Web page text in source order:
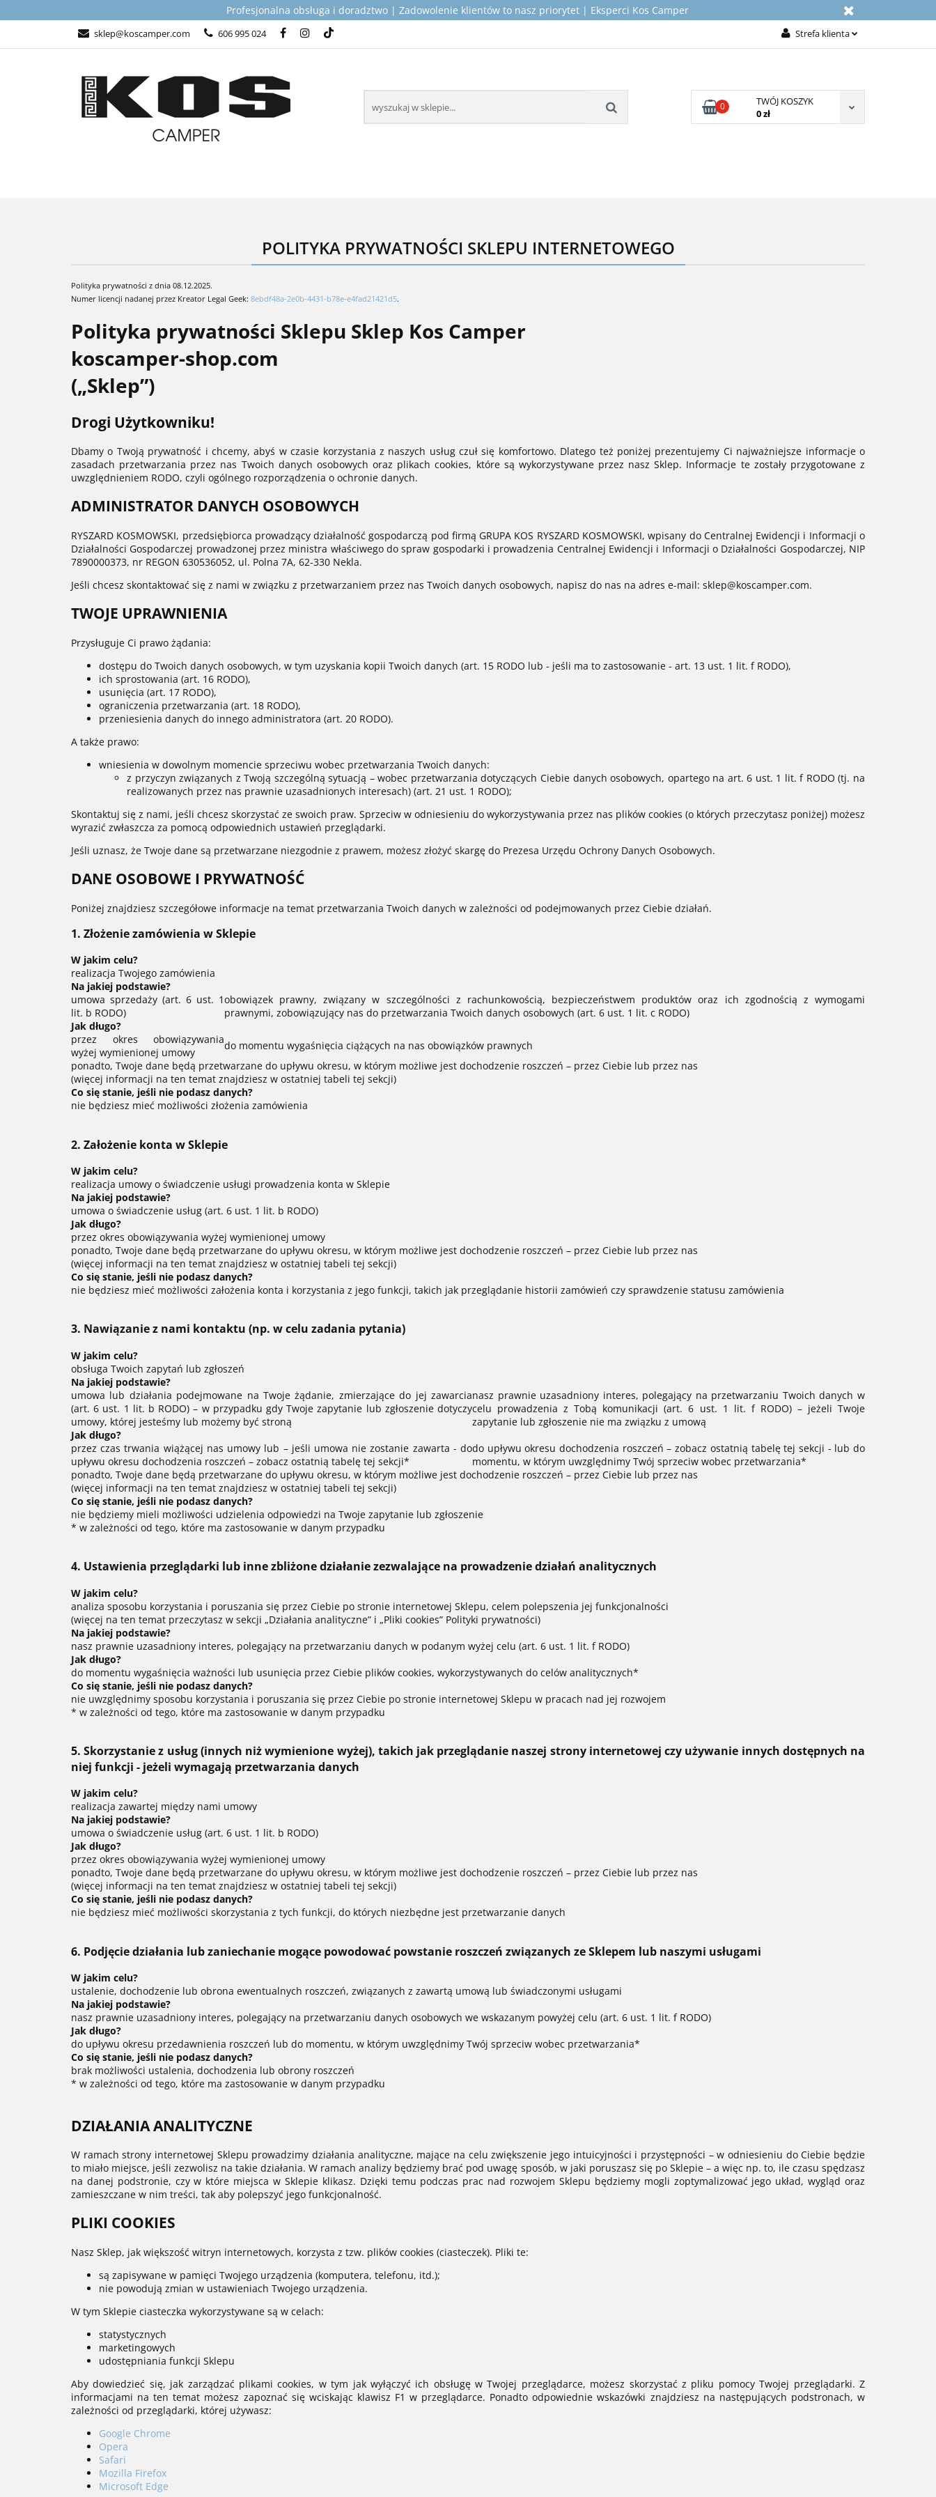
Profesjonalna obsługa i doradztwo | Zadowolenie klientów to nasz priorytet | Eksperci Kos Camper
sklep@koscamper.com 606 995 024 Strefa klienta
Dodaj zgłoszenie
Zgody cookies
0
TWÓJ KOSZYK
0 zł
KATEGORIE TOP PRODUKTY DLA KAMPERÓW MONTAŻ I SERWIS
POLITYKA PRYWATNOŚCI SKLEPU INTERNETOWEGO
Polityka prywatności z dnia 08.12.2025.
Numer licencji nadanej przez Kreator Legal Geek: 8ebdf48a-2e0b-4431-b78e-e4fad21421d5.
Polityka prywatności Sklepu Sklep Kos Camper
koscamper-shop.com
(„Sklep”)
Drogi Użytkowniku!
Dbamy o Twoją prywatność i chcemy, abyś w czasie korzystania z naszych usług czuł się komfortowo. Dlatego też poniżej prezentujemy Ci najważniejsze informacje o
zasadach przetwarzania przez nas Twoich danych osobowych oraz plikach cookies, które są wykorzystywane przez nasz Sklep. Informacje te zostały przygotowane z
uwzględnieniem RODO, czyli ogólnego rozporządzenia o ochronie danych.
ADMINISTRATOR DANYCH OSOBOWYCH
RYSZARD KOSMOWSKI, przedsiębiorca prowadzący działalność gospodarczą pod firmą GRUPA KOS RYSZARD KOSMOWSKI, wpisany do Centralnej Ewidencji i Informacji o
Działalności Gospodarczej prowadzonej przez ministra właściwego do spraw gospodarki i prowadzenia Centralnej Ewidencji i Informacji o Działalności Gospodarczej, NIP
7890000373, nr REGON 630536052, ul. Polna 7A, 62-330 Nekla.
Jeśli chcesz skontaktować się z nami w związku z przetwarzaniem przez nas Twoich danych osobowych, napisz do nas na adres e-mail: sklep@koscamper.com.
TWOJE UPRAWNIENIA
Przysługuje Ci prawo żądania:
dostępu do Twoich danych osobowych, w tym uzyskania kopii Twoich danych (art. 15 RODO lub - jeśli ma to zastosowanie - art. 13 ust. 1 lit. f RODO),
ich sprostowania (art. 16 RODO),
usunięcia (art. 17 RODO),
ograniczenia przetwarzania (art. 18 RODO),
przeniesienia danych do innego administratora (art. 20 RODO).
A także prawo:
wniesienia w dowolnym momencie sprzeciwu wobec przetwarzania Twoich danych:
z przyczyn związanych z Twoją szczególną sytuacją – wobec przetwarzania dotyczących Ciebie danych osobowych, opartego na art. 6 ust. 1 lit. f RODO (tj. na
realizowanych przez nas prawnie uzasadnionych interesach) (art. 21 ust. 1 RODO);
Skontaktuj się z nami, jeśli chcesz skorzystać ze swoich praw. Sprzeciw w odniesieniu do wykorzystywania przez nas plików cookies (o których przeczytasz poniżej) możesz
wyrazić zwłaszcza za pomocą odpowiednich ustawień przeglądarki.
Jeśli uznasz, że Twoje dane są przetwarzane niezgodnie z prawem, możesz złożyć skargę do Prezesa Urzędu Ochrony Danych Osobowych.
DANE OSOBOWE I PRYWATNOŚĆ
Poniżej znajdziesz szczegółowe informacje na temat przetwarzania Twoich danych w zależności od podejmowanych przez Ciebie działań.
1. Złożenie zamówienia w Sklepie
W jakim celu?
realizacja Twojego zamówienia
Na jakiej podstawie?
umowa sprzedaży (art. 6 ust. 1
lit. b RODO)
obowiązek prawny, związany w szczególności z rachunkowością, bezpieczeństwem produktów oraz ich zgodnością z wymogami
prawnymi, zobowiązujący nas do przetwarzania Twoich danych osobowych (art. 6 ust. 1 lit. c RODO)
Jak długo?
przez okres obowiązywania
wyżej wymienionej umowy
do momentu wygaśnięcia ciążących na nas obowiązków prawnych
ponadto, Twoje dane będą przetwarzane do upływu okresu, w którym możliwe jest dochodzenie roszczeń – przez Ciebie lub przez nas
(więcej informacji na ten temat znajdziesz w ostatniej tabeli tej sekcji)
Co się stanie, jeśli nie podasz danych?
nie będziesz mieć możliwości złożenia zamówienia
2. Założenie konta w Sklepie
W jakim celu?
realizacja umowy o świadczenie usługi prowadzenia konta w Sklepie
Na jakiej podstawie?
umowa o świadczenie usług (art. 6 ust. 1 lit. b RODO)
Jak długo?
przez okres obowiązywania wyżej wymienionej umowy
ponadto, Twoje dane będą przetwarzane do upływu okresu, w którym możliwe jest dochodzenie roszczeń – przez Ciebie lub przez nas
(więcej informacji na ten temat znajdziesz w ostatniej tabeli tej sekcji)
Co się stanie, jeśli nie podasz danych?
nie będziesz mieć możliwości założenia konta i korzystania z jego funkcji, takich jak przeglądanie historii zamówień czy sprawdzenie statusu zamówienia
3. Nawiązanie z nami kontaktu (np. w celu zadania pytania)
W jakim celu?
obsługa Twoich zapytań lub zgłoszeń
Na jakiej podstawie?
umowa lub działania podejmowane na Twoje żądanie, zmierzające do jej zawarcia
(art. 6 ust. 1 lit. b RODO) – w przypadku gdy Twoje zapytanie lub zgłoszenie dotyczy
umowy, której jesteśmy lub możemy być stroną
nasz prawnie uzasadniony interes, polegający na przetwarzaniu Twoich danych w
celu prowadzenia z Tobą komunikacji (art. 6 ust. 1 lit. f RODO) – jeżeli Twoje
zapytanie lub zgłoszenie nie ma związku z umową
Jak długo?
przez czas trwania wiążącej nas umowy lub – jeśli umowa nie zostanie zawarta - do
upływu okresu dochodzenia roszczeń – zobacz ostatnią tabelę tej sekcji*
do upływu okresu dochodzenia roszczeń – zobacz ostatnią tabelę tej sekcji - lub do
momentu, w którym uwzględnimy Twój sprzeciw wobec przetwarzania*
ponadto, Twoje dane będą przetwarzane do upływu okresu, w którym możliwe jest dochodzenie roszczeń – przez Ciebie lub przez nas
(więcej informacji na ten temat znajdziesz w ostatniej tabeli tej sekcji)
Co się stanie, jeśli nie podasz danych?
nie będziemy mieli możliwości udzielenia odpowiedzi na Twoje zapytanie lub zgłoszenie
* w zależności od tego, które ma zastosowanie w danym przypadku
4. Ustawienia przeglądarki lub inne zbliżone działanie zezwalające na prowadzenie działań analitycznych
W jakim celu?
analiza sposobu korzystania i poruszania się przez Ciebie po stronie internetowej Sklepu, celem polepszenia jej funkcjonalności
(więcej na ten temat przeczytasz w sekcji „Działania analityczne” i „Pliki cookies” Polityki prywatności)
Na jakiej podstawie?
nasz prawnie uzasadniony interes, polegający na przetwarzaniu danych w podanym wyżej celu (art. 6 ust. 1 lit. f RODO)
Jak długo?
do momentu wygaśnięcia ważności lub usunięcia przez Ciebie plików cookies, wykorzystywanych do celów analitycznych*
Co się stanie, jeśli nie podasz danych?
nie uwzględnimy sposobu korzystania i poruszania się przez Ciebie po stronie internetowej Sklepu w pracach nad jej rozwojem
* w zależności od tego, które ma zastosowanie w danym przypadku
5. Skorzystanie z usług (innych niż wymienione wyżej), takich jak przeglądanie naszej strony internetowej czy używanie innych dostępnych na
niej funkcji - jeżeli wymagają przetwarzania danych
W jakim celu?
realizacja zawartej między nami umowy
Na jakiej podstawie?
umowa o świadczenie usług (art. 6 ust. 1 lit. b RODO)
Jak długo?
przez okres obowiązywania wyżej wymienionej umowy
ponadto, Twoje dane będą przetwarzane do upływu okresu, w którym możliwe jest dochodzenie roszczeń – przez Ciebie lub przez nas
(więcej informacji na ten temat znajdziesz w ostatniej tabeli tej sekcji)
Co się stanie, jeśli nie podasz danych?
nie będziesz mieć możliwości skorzystania z tych funkcji, do których niezbędne jest przetwarzanie danych
6. Podjęcie działania lub zaniechanie mogące powodować powstanie roszczeń związanych ze Sklepem lub naszymi usługami
W jakim celu?
ustalenie, dochodzenie lub obrona ewentualnych roszczeń, związanych z zawartą umową lub świadczonymi usługami
Na jakiej podstawie?
nasz prawnie uzasadniony interes, polegający na przetwarzaniu danych osobowych we wskazanym powyżej celu (art. 6 ust. 1 lit. f RODO)
Jak długo?
do upływu okresu przedawnienia roszczeń lub do momentu, w którym uwzględnimy Twój sprzeciw wobec przetwarzania*
Co się stanie, jeśli nie podasz danych?
brak możliwości ustalenia, dochodzenia lub obrony roszczeń
* w zależności od tego, które ma zastosowanie w danym przypadku
DZIAŁANIA ANALITYCZNE
W ramach strony internetowej Sklepu prowadzimy działania analityczne, mające na celu zwiększenie jego intuicyjności i przystępności – w odniesieniu do Ciebie będzie
to miało miejsce, jeśli zezwolisz na takie działania. W ramach analizy będziemy brać pod uwagę sposób, w jaki poruszasz się po Sklepie – a więc np. to, ile czasu spędzasz
na danej podstronie, czy w które miejsca w Sklepie klikasz. Dzięki temu podczas prac nad rozwojem Sklepu będziemy mogli zoptymalizować jego układ, wygląd oraz
zamieszczane w nim treści, tak aby polepszyć jego funkcjonalność.
PLIKI COOKIES
Nasz Sklep, jak większość witryn internetowych, korzysta z tzw. plików cookies (ciasteczek). Pliki te:
są zapisywane w pamięci Twojego urządzenia (komputera, telefonu, itd.);
nie powodują zmian w ustawieniach Twojego urządzenia.
W tym Sklepie ciasteczka wykorzystywane są w celach:
statystycznych
marketingowych
udostępniania funkcji Sklepu
Aby dowiedzieć się, jak zarządzać plikami cookies, w tym jak wyłączyć ich obsługę w Twojej przeglądarce, możesz skorzystać z pliku pomocy Twojej przeglądarki. Z
informacjami na ten temat możesz zapoznać się wciskając klawisz F1 w przeglądarce. Ponadto odpowiednie wskazówki znajdziesz na następujących podstronach, w
zależności od przeglądarki, której używasz:
Google Chrome
Opera
Safari
Mozilla Firefox
Microsoft Edge